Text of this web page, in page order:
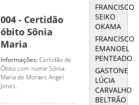
004 - Certidão
óbito Sônia
Maria
Informações:Certidão de
Óbito com nome Sônia
Maria de Moraes Angel
Jones.
FRANCISCO
SEIKO
OKAMA
FRANCISCO
EMANOEL
PENTEADO
GASTONE
LÚCIA
CARVALHO
BELTRÃO